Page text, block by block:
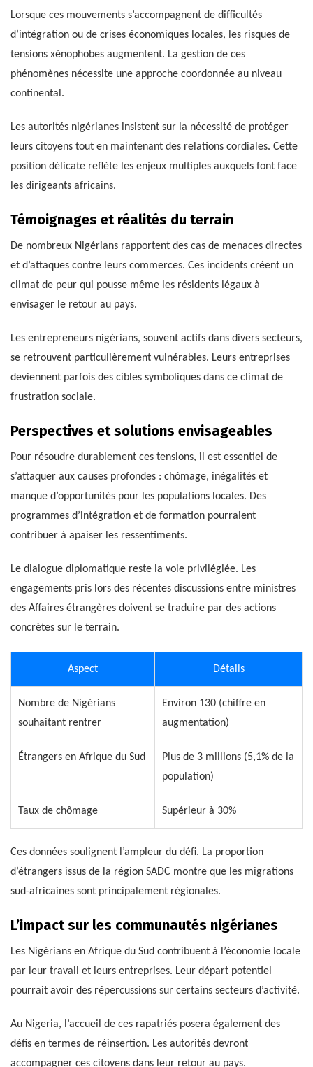
Lorsque ces mouvements s’accompagnent de difficultés
d’intégration ou de crises économiques locales, les risques de
tensions xénophobes augmentent. La gestion de ces
phénomènes nécessite une approche coordonnée au niveau
continental.
Les autorités nigérianes insistent sur la nécessité de protéger
leurs citoyens tout en maintenant des relations cordiales. Cette
position délicate reflète les enjeux multiples auxquels font face
les dirigeants africains.
Témoignages et réalités du terrain
De nombreux Nigérians rapportent des cas de menaces directes
et d’attaques contre leurs commerces. Ces incidents créent un
climat de peur qui pousse même les résidents légaux à
envisager le retour au pays.
Les entrepreneurs nigérians, souvent actifs dans divers secteurs,
se retrouvent particulièrement vulnérables. Leurs entreprises
deviennent parfois des cibles symboliques dans ce climat de
frustration sociale.
Perspectives et solutions envisageables
Pour résoudre durablement ces tensions, il est essentiel de
s’attaquer aux causes profondes : chômage, inégalités et
manque d’opportunités pour les populations locales. Des
programmes d’intégration et de formation pourraient
contribuer à apaiser les ressentiments.
Le dialogue diplomatique reste la voie privilégiée. Les
engagements pris lors des récentes discussions entre ministres
des Affaires étrangères doivent se traduire par des actions
concrètes sur le terrain.
Aspect Détails
Nombre de Nigérians
souhaitant rentrer
Environ 130 (chiffre en
augmentation)
Étrangers en Afrique du Sud
Plus de 3 millions (5,1% de la
population)
Taux de chômage Supérieur à 30%
Ces données soulignent l’ampleur du défi. La proportion
d’étrangers issus de la région SADC montre que les migrations
sud-africaines sont principalement régionales.
L’impact sur les communautés nigérianes
Les Nigérians en Afrique du Sud contribuent à l’économie locale
par leur travail et leurs entreprises. Leur départ potentiel
pourrait avoir des répercussions sur certains secteurs d’activité.
Au Nigeria, l’accueil de ces rapatriés posera également des
défis en termes de réinsertion. Les autorités devront
accompagner ces citoyens dans leur retour au pays.